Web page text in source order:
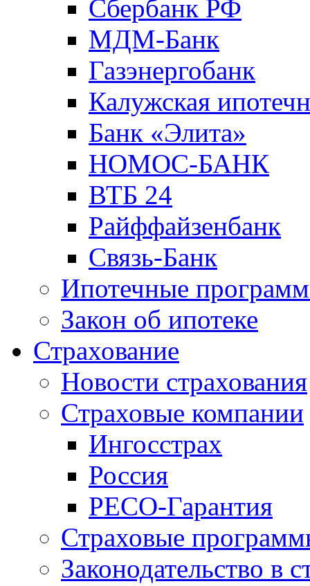
Сбербанк РФ
МДМ-Банк
Газэнергобанк
Калужская
Банк «Элита»
НОМОС-БАНК
ВТБ 24
Райффайзенбанк
Связь-Банк
Ипотечные
Закон об ипотеке
Страхование
Новости страхования
Страховые компании
Ингосстрах
Россия
РЕСО-Гарантия
Страховые
Законодательство в